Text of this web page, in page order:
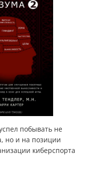
побывать не
но и на позиции
киберспорта